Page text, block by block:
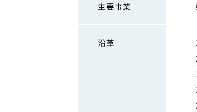
主要事業
沿革